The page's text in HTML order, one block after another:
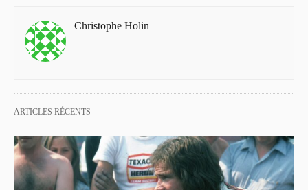
Christophe Holin
ARTICLES RÉCENTS